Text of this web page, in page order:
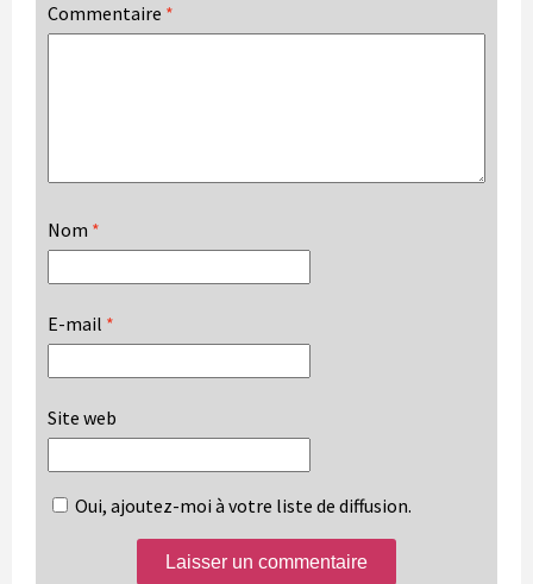
Commentaire *
Nom *
E-mail *
Site web
Oui, ajoutez-moi à votre liste de diffusion.